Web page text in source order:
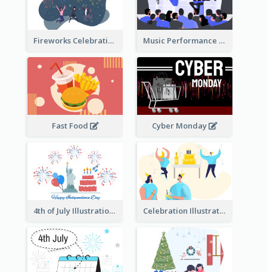
Fireworks Celebration Illustration Music Performance Illustration
Fast Food Cyber Monday
4th of July Illustration Celebration Illustration